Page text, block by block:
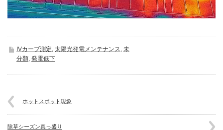
IVカーブ測定 太陽光発電メンテナンス 未
分類 発電低下
ホットスポット現象
除草シーズン真っ盛り